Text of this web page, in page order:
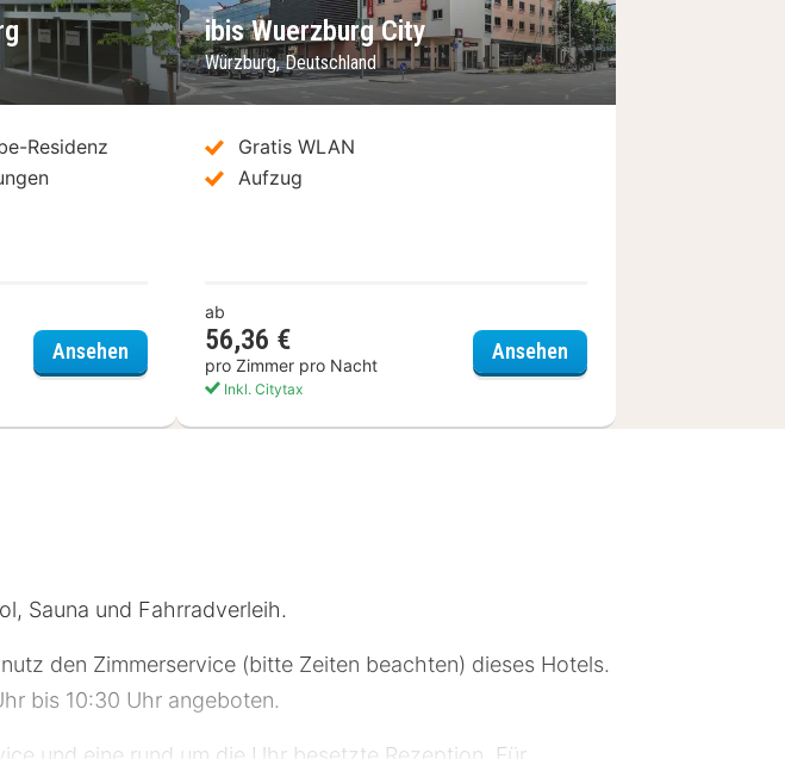
Residenz
Ansehen Dorint Hotel Würzburg
ibis Wuerzburg City
Würzburg, Deutschland
Gratis WLAN
Aufzug
ab
56,36 €
pro Zimmer pro Nacht
Inkl. Citytax
Ansehenibis Wuerzburg City
Sauna und Fahrradverleih.
den Zimmerservice (bitte Zeiten beachten) dieses Hotels.
bis 10:30 Uhr angeboten.